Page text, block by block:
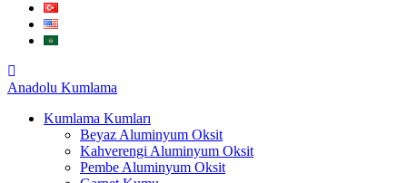
Anadolu Kumlama
Kumlama Kumları
Beyaz Aluminyum Oksit
Kahverengi Aluminyum Oksit
Pembe Aluminyum Oksit